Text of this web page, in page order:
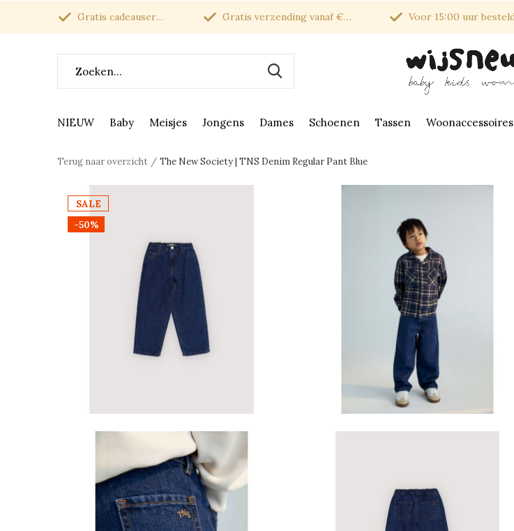
NIEUW Baby Meisjes Jongens Dames Schoenen Tassen Woonaccessoires
Gratis cadeauservice Gratis verzending vanaf €150* Voor 15:00 uur besteld,
Terug naar overzicht The New Society | TNS Denim Regular Pant Blue
SALE
-50%